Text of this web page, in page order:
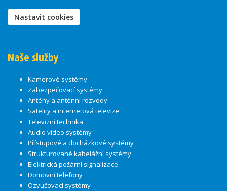
Nastavit cookies
Naše služby
Kamerové systémy
Zabezpečovací systémy
Antény a anténní rozvody
Satelity a internetová televize
Televizní technika
Audio video systémy
Přístupové a docházkové systémy
Strukturované kabelážní systémy
Elektrická požární signalizace
Domovní telefony
Ozvučovací systémy